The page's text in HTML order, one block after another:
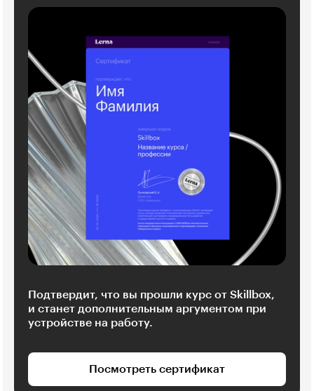
Подтвердит, что вы прошли курс от Skillbox,
и станет дополнительным аргументом при
устройстве на работу.
Посмотреть сертификат